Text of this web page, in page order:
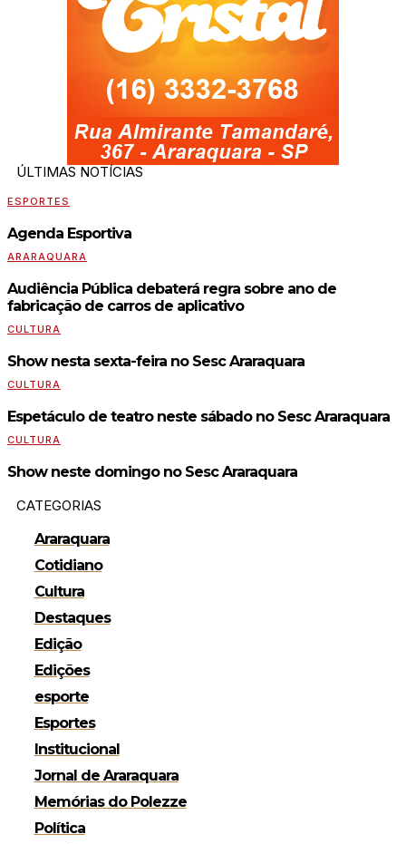
ÚLTIMAS NOTÍCIAS
ESPORTES
Agenda Esportiva
ARARAQUARA
Audiência Pública debaterá regra sobre ano de
fabricação de carros de aplicativo
CULTURA
Show nesta sexta-feira no Sesc Araraquara
CULTURA
Espetáculo de teatro neste sábado no Sesc Araraquara
CULTURA
Show neste domingo no Sesc Araraquara
CATEGORIAS
Araraquara
Cotidiano
Cultura
Destaques
Edição
Edições
esporte
Esportes
Institucional
Jornal de Araraquara
Memórias do Polezze
Política